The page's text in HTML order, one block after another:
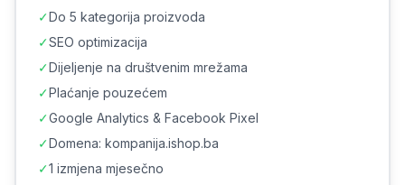
✓Do 5 kategorija proizvoda
✓SEO optimizacija
✓Dijeljenje na društvenim mrežama
✓Plaćanje pouzećem
✓Google Analytics & Facebook Pixel
✓Domena: kompanija.ishop.ba
✓1 izmjena mjesečno